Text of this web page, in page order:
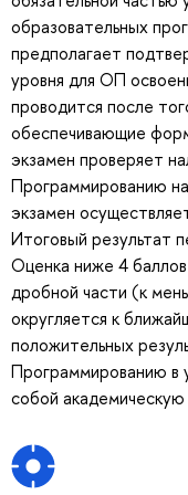
образовательных
предполагает
уровня для ОП
проводится после
обеспечивающие
экзамен проверяет
Программированию
экзамен
Итоговый результат
Оценка ниже 4
дробной части (к
округляется к
положительных
Программированию в
собой